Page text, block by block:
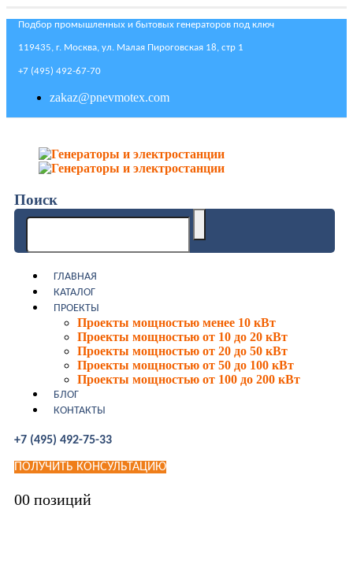
Подбор промышленных и бытовых генераторов под ключ
119435, г. Москва, ул. Малая Пироговская 18, стр 1
+7 (495) 492-67-70
zakaz@pnevmotex.com
Поиск
ГЛАВНАЯ
КАТАЛОГ
ПРОЕКТЫ
Проекты мощностью менее 10 кВт
Проекты мощностью от 10 до 20 кВт
Проекты мощностью от 20 до 50 кВт
Проекты мощностью от 50 до 100 кВт
Проекты мощностью от 100 до 200 кВт
БЛОГ
КОНТАКТЫ
+7 (495) 492-75-33
ПОЛУЧИТЬ КОНСУЛЬТАЦИЮ
00 позиций